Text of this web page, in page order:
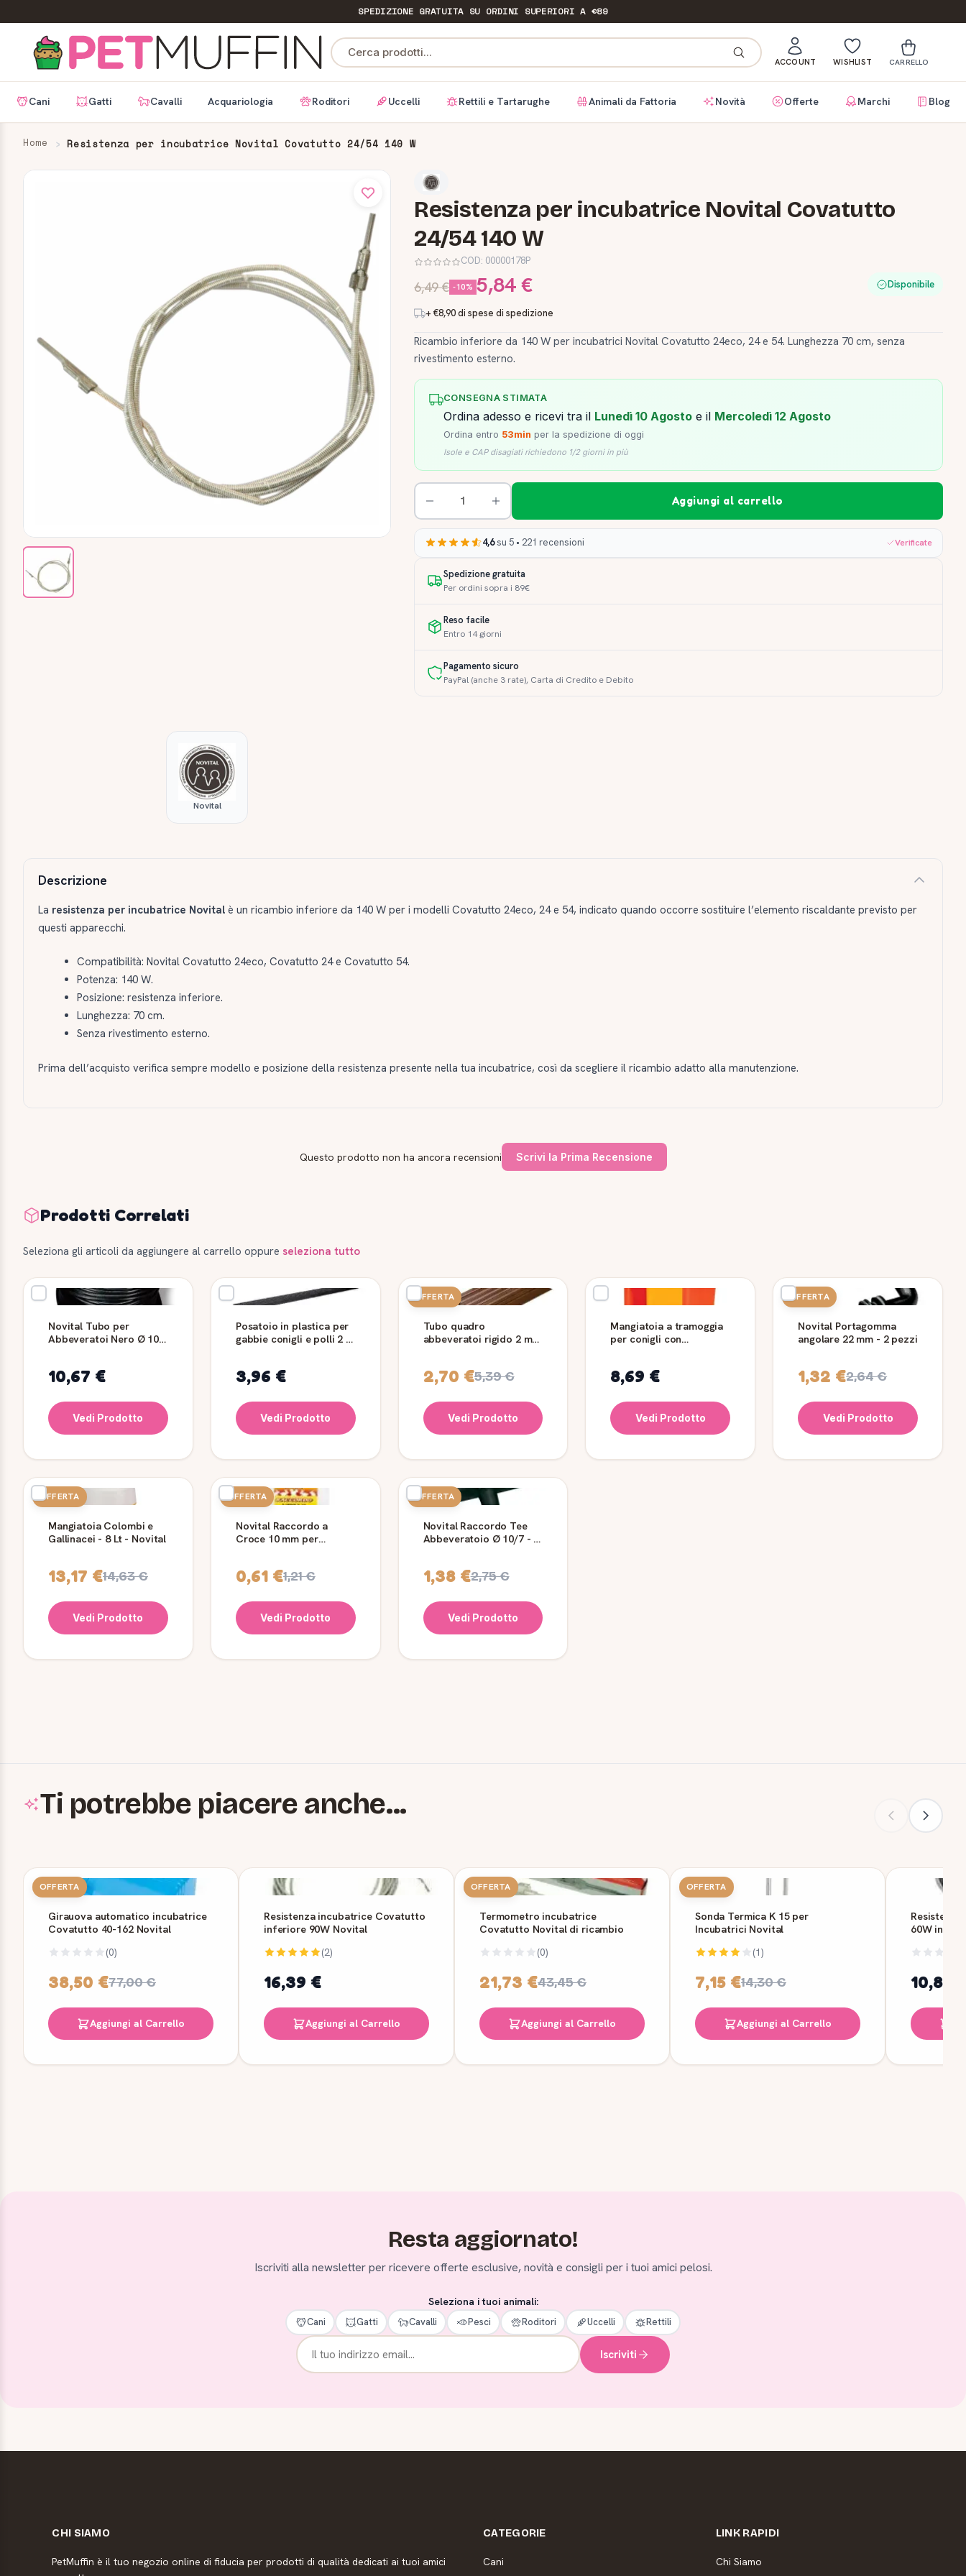
SPEDIZIONE GRATUITASU ORDINI SUPERIORI A €89
Cerca prodotti...
ACCOUNT WISHLIST CARRELLO
Cani Gatti Cavalli Acquariologia Roditori Uccelli Rettili e Tartarughe Animali da Fattoria Novità Offerte Marchi Blog
Home Resistenza per incubatrice Novital Covatutto 24/54 140 W
Resistenza per incubatrice Novital Covatutto
24/54 140 W
COD: 00000178P
6,49 € -10% 5,84 € Disponibile
+ €8,90 di spese di spedizione
Ricambio inferiore da 140 W per incubatrici Novital Covatutto 24eco, 24 e 54. Lunghezza 70 cm, senza
rivestimento esterno.
CONSEGNA STIMATA
Ordina adesso e ricevi tra il Lunedì 10 Agosto e il Mercoledì 12 Agosto
Ordina entro 53min per la spedizione di oggi
Isole e CAP disagiati richiedono 1/2 giorni in più
Aggiungi al carrello
4,6su 5 • 221 recensioni Verificate
Spedizione gratuita
Per ordini sopra i 89€
Reso facile
Entro 14 giorni
Pagamento sicuro
PayPal (anche 3 rate), Carta di Credito e Debito
Novital
Descrizione
La resistenza per incubatrice Novital è un ricambio inferiore da 140 W per i modelli Covatutto 24eco, 24 e 54, indicato quando occorre sostituire l’elemento riscaldante previsto per
questi apparecchi.
Compatibilità: Novital Covatutto 24eco, Covatutto 24 e Covatutto 54.
Potenza: 140 W.
Posizione: resistenza inferiore.
Lunghezza: 70 cm.
Senza rivestimento esterno.
Prima dell’acquisto verifica sempre modello e posizione della resistenza presente nella tua incubatrice, così da scegliere il ricambio adatto alla manutenzione.
Questo prodotto non ha ancora recensioni Scrivi la Prima Recensione
Prodotti Correlati
Seleziona gli articoli da aggiungere al carrello oppure seleziona tutto
Novital Tubo per
Abbeveratoi Nero Ø 10
10,67 €
Vedi Prodotto
Posatoio in plastica per
gabbie conigli e polli 2 m
3,96 €
Vedi Prodotto
OFFERTA
Tubo quadro
abbeveratoi rigido 2 m
2,70 €5,39 €
Vedi Prodotto
Mangiatoia a tramoggia
per conigli con
8,69 €
Vedi Prodotto
OFFERTA
Novital Portagomma
angolare 22 mm - 2 pezzi
1,32 €2,64 €
Vedi Prodotto
OFFERTA
Mangiatoia Colombi e
Gallinacei - 8 Lt - Novital
13,17 €14,63 €
Vedi Prodotto
OFFERTA
Novital Raccordo a
Croce 10 mm per
0,61 €1,21 €
Vedi Prodotto
OFFERTA
Novital Raccordo Tee
Abbeveratoio Ø 10/7 - 5
1,38 €2,75 €
Vedi Prodotto
Ti potrebbe piacere anche...
OFFERTA
Girauova automatico incubatrice
Covatutto 40-162 Novital
(0)
38,50 €77,00 €
Aggiungi al Carrello
Resistenza incubatrice Covatutto
inferiore 90W Novital
(2)
16,39 €
Aggiungi al Carrello
OFFERTA
Termometro incubatrice
Covatutto Novital di ricambio
(0)
21,73 €43,45 €
Aggiungi al Carrello
OFFERTA
Sonda Termica K 15 per
Incubatrici Novital
(1)
7,15 €14,30 €
Aggiungi al Carrello
60W in
10,89
Resta aggiornato!
Iscriviti alla newsletter per ricevere offerte esclusive, novità e consigli per i tuoi amici pelosi.
Seleziona i tuoi animali:
Cani Gatti Cavalli Pesci Roditori Uccelli Rettili
Iscriviti
CHI SIAMO
PetMuffin è il tuo negozio online di fiducia per prodotti di qualità dedicati ai tuoi amici
CATEGORIE
Cani
LINK RAPIDI
Chi Siamo